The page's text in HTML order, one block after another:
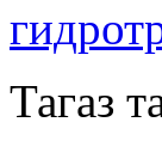
Тагаз